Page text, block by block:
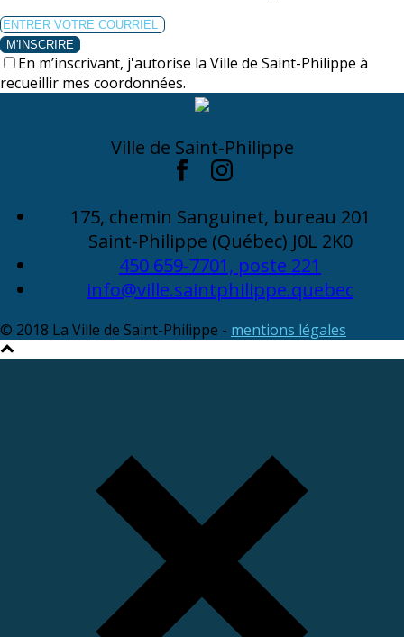
M'INSCRIRE
En m’inscrivant, j'autorise la Ville de Saint-Philippe à
recueillir mes coordonnées.
Ville de Saint-Philippe
175, chemin Sanguinet, bureau 201
Saint-Philippe (Québec) J0L 2K0
450 659-7701, poste 221
info@ville.saintphilippe.quebec
© 2018 La Ville de Saint-Philippe - mentions légales